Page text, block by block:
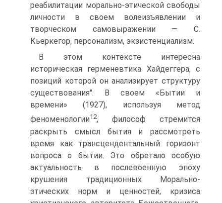
реабилитации морально-этической свободы
личности в своем волеизъявлении и
творческом самовыражении — С.
Кьеркегор, персонализм, экзистенциализм.
В этом контексте интересна
историческая герменевтика Хайдеггера, с
позиций которой он анализирует структуру
существования". В своем «Бытии и
времени» (1927), используя метод
феноменологии12, философ стремится
раскрыть смысл бытия и рассмотреть
время как трансцендентальный горизонт
вопроса о бытии. Это обретало особую
актуальность в послевоенную эпоху
крушения традиционных Морально-
этических норм и ценностей, кризиса